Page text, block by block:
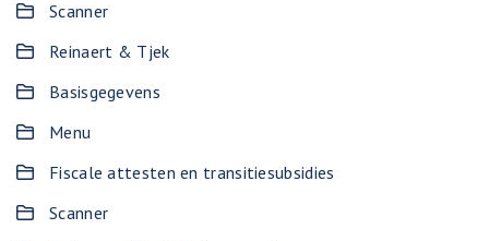
Scanner
Reinaert & Tjek
Basisgegevens
Menu
Fiscale attesten en transitiesubsidies
Scanner